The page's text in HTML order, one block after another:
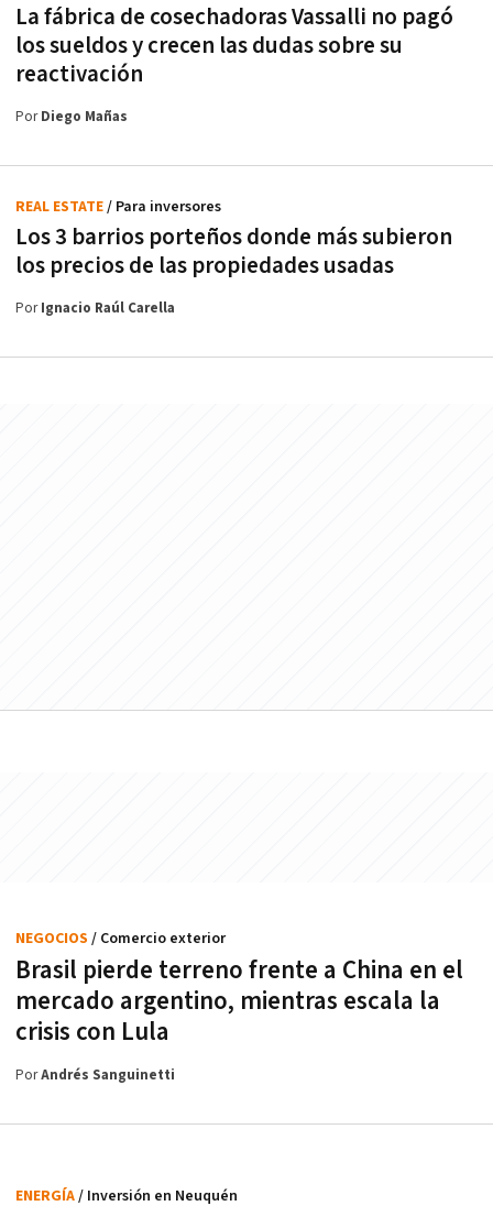
La fábrica de cosechadoras Vassalli no pagó
los sueldos y crecen las dudas sobre su
reactivación
PorDiego Mañas
Los 3 barrios porteños donde más subieron
los precios de las propiedades usadas
REAL ESTATE/ Para inversores
PorIgnacio Raúl Carella
Brasil pierde terreno frente a China en el
mercado argentino, mientras escala la
crisis con Lula
NEGOCIOS / Comercio exterior
PorAndrés Sanguinetti
ENERGÍA/ Inversión en Neuquén